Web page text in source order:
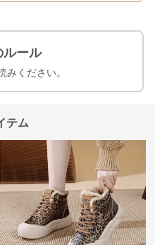
ルール
みください。
テム